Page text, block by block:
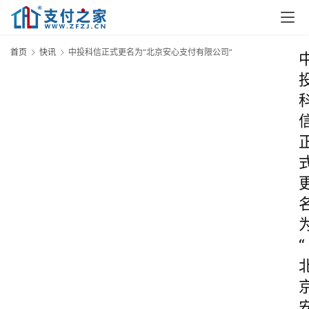
首页 快讯 中投科信正式更名为“北京安心支付有限公司”
“